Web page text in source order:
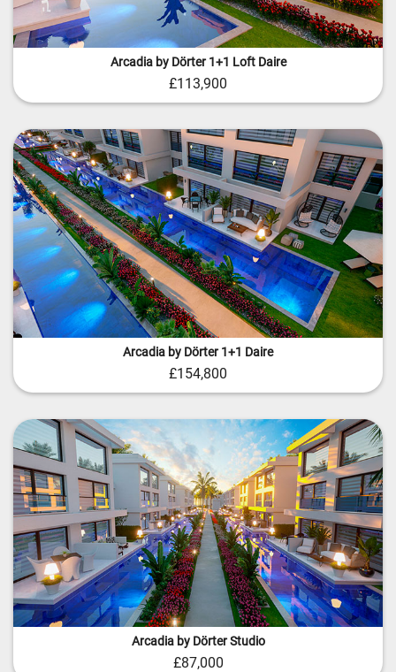
Arcadia by Dörter 1+1 Loft Daire
£113,900
Arcadia by Dörter 1+1 Daire
£154,800
Arcadia by Dörter Studio
£87,000